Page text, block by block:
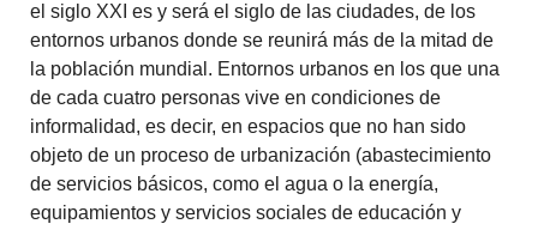
el siglo XXI es y será el siglo de las ciudades, de los
entornos urbanos donde se reunirá más de la mitad de
la población mundial. Entornos urbanos en los que una
de cada cuatro personas vive en condiciones de
informalidad, es decir, en espacios que no han sido
objeto de un proceso de urbanización (abastecimiento
de servicios básicos, como el agua o la energía,
equipamientos y servicios sociales de educación y